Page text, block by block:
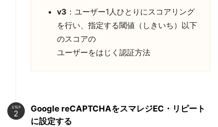
v3 ：ユーザー1人ひとりにスコアリング
を行い、指定する閾値（しきいち）以下
のスコアの
ユーザーをはじく認証方法
STEP
Google reCAPTCHAをスマレジEC・リピート
に設定する